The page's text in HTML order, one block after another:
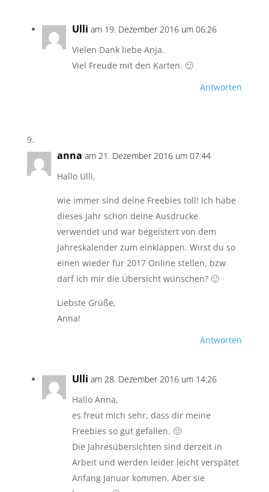
Ulli am 19. Dezember 2016 um 06:26
Vielen Dank liebe Anja.
Viel Freude mit den Karten. 🙂
Antworten
anna am 21. Dezember 2016 um 07:44
Hallo Ulli,
wie immer sind deine Freebies toll! Ich habe
dieses Jahr schon deine Ausdrucke
verwendet und war begeistert von dem
Jahreskalender zum einklappen. Wirst du so
einen wieder für 2017 Online stellen, bzw
darf ich mir die Übersicht wünschen? 🙂
Liebste Grüße,
Anna!
Antworten
Ulli am 28. Dezember 2016 um 14:26
Hallo Anna,
es freut mich sehr, dass dir meine
Freebies so gut gefallen. 🙂
Die Jahresübersichten sind derzeit in
Arbeit und werden leider leicht verspätet
Anfang Januar kommen. Aber sie